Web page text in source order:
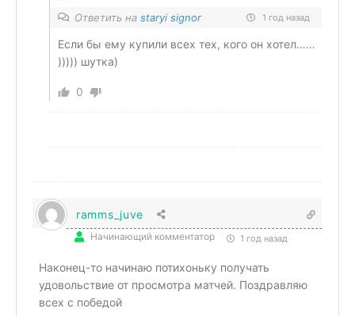
Ответить на staryi signor 1 год назад
Если бы ему купили всех тех, кого он хотел……
))))) шутка)
0
ramms_juve
Начинающий комментатор 1 год назад
Наконец-то начинаю потихоньку получать
удовольствие от просмотра матчей. Поздравляю
всех с победой